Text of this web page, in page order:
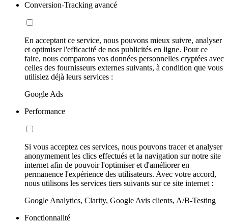
Conversion-Tracking avancé
En acceptant ce service, nous pouvons mieux suivre, analyser
et optimiser l'efficacité de nos publicités en ligne. Pour ce
faire, nous comparons vos données personnelles cryptées avec
celles des fournisseurs externes suivants, à condition que vous
utilisiez déjà leurs services :
Google Ads
Performance
Si vous acceptez ces services, nous pouvons tracer et analyser
anonymement les clics effectués et la navigation sur notre site
internet afin de pouvoir l'optimiser et d'améliorer en
permanence l'expérience des utilisateurs. Avec votre accord,
nous utilisons les services tiers suivants sur ce site internet :
Google Analytics, Clarity, Google Avis clients, A/B-Testing
Fonctionnalité